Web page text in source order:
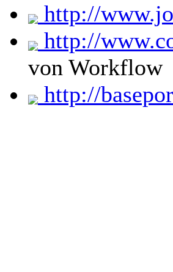
http://
http://
von Workflow
http://